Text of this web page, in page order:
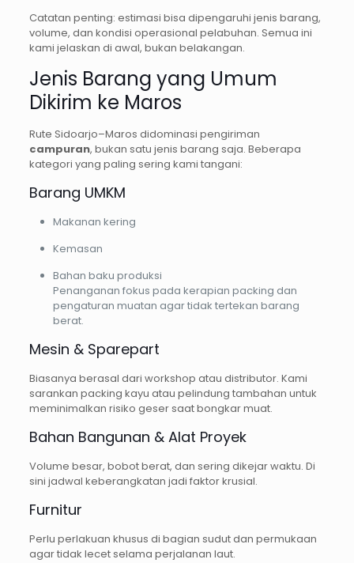
Catatan penting: estimasi bisa dipengaruhi jenis barang,
volume, dan kondisi operasional pelabuhan. Semua ini
kami jelaskan di awal, bukan belakangan.
Jenis Barang yang Umum
Dikirim ke Maros
Rute Sidoarjo–Maros didominasi pengiriman
campuran, bukan satu jenis barang saja. Beberapa
kategori yang paling sering kami tangani:
Barang UMKM
Makanan kering
Kemasan
Bahan baku produksi
Penanganan fokus pada kerapian packing dan
pengaturan muatan agar tidak tertekan barang
berat.
Mesin & Sparepart
Biasanya berasal dari workshop atau distributor. Kami
sarankan packing kayu atau pelindung tambahan untuk
meminimalkan risiko geser saat bongkar muat.
Bahan Bangunan & Alat Proyek
Volume besar, bobot berat, dan sering dikejar waktu. Di
sini jadwal keberangkatan jadi faktor krusial.
Furnitur
Perlu perlakuan khusus di bagian sudut dan permukaan
agar tidak lecet selama perjalanan laut.